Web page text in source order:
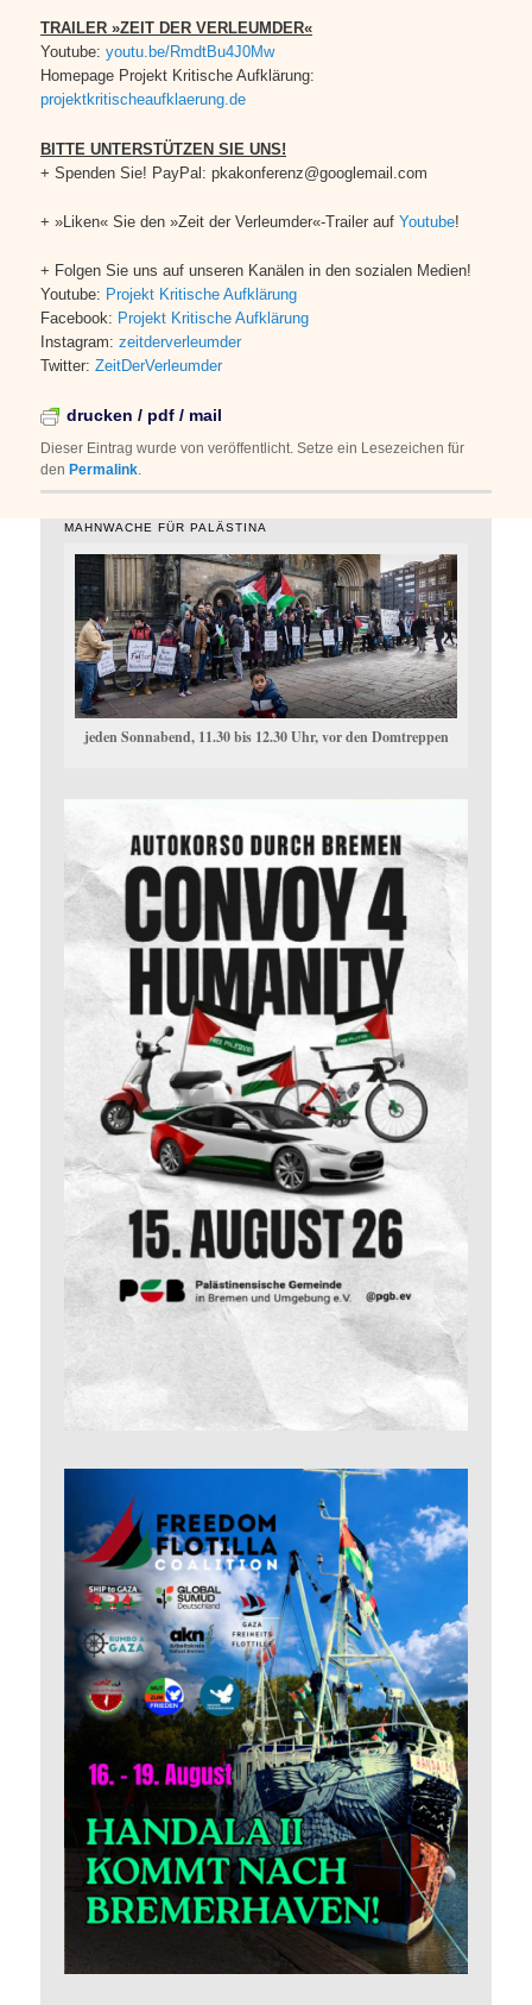
TRAILER »ZEIT DER VERLEUMDER«
Youtube:youtu.be/RmdtBu4J0Mw
Homepage Projekt Kritische Aufklärung:
projektkritischeaufklaerung.de
BITTE UNTERSTÜTZEN SIE UNS!
+ Spenden Sie! PayPal: pkakonferenz@googlemail.com
+ »Liken« Sie den »Zeit der Verleumder«-Trailer aufYoutube!
+ Folgen Sie uns auf unseren Kanälen in den sozialen Medien!
Youtube: Projekt Kritische Aufklärung
Facebook: Projekt Kritische Aufklärung
Instagram:zeitderverleumder
Twitter:ZeitDerVerleumder
drucken / pdf / mail
Dieser Eintrag wurde vonveröffentlicht. Setze ein Lesezeichen für
den Permalink.
MAHNWACHE FÜR PALÄSTINA
jeden Sonnabend, 11.30 bis 12.30 Uhr, vor den Domtreppen